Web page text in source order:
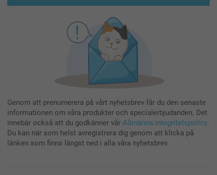
Genom att prenumerera på vårt nyhetsbrev får du den senaste
informationen om våra produkter och specialerbjudanden. Det
innebär också att du godkänner vår Allmänna integritetspolicy.
Du kan när som helst avregistrera dig genom att klicka på
länken som finns längst ned i alla våra nyhetsbrev.